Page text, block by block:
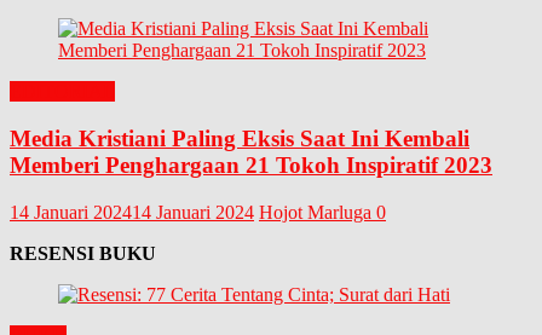
Media Kristiani Paling Eksis Saat Ini Kembali
Memberi Penghargaan 21 Tokoh Inspiratif 2023
14 Januari 202414 Januari 2024 Hojot Marluga 0
RESENSI BUKU